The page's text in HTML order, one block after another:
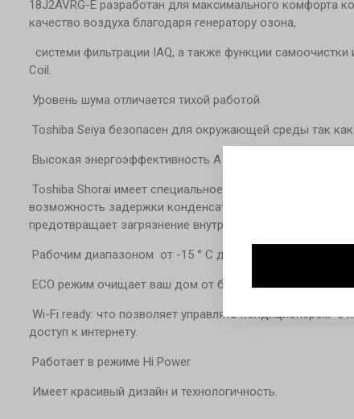
18J2AVRG-E разработан для максимального комфорта
качество воздуха благодаря генератору озона,
системи фильтрации IAQ, а также функции
Coil.
Уровень шума отличается тихой работой
Toshiba Seiya безопасен для окружающей среды так как
Высокая энергоэффективность A ++
Toshiba Shorai имеет специальное покрытие
возможность задержки конденсата на поверхности что
предотвращает загрязнение внутри кондиционера.
Рабочим диапазоном от -15 ° C до 46 ° C
ECO режим очищает ваш дом от бактерий и пыли на 99%
Wi-Fi ready: что позволяет управлять кондиционером с
доступ к интернету.
Работает в режиме Hi Power
Имеет красивый дизайн и технологичность.